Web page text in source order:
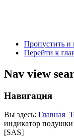
Пропустить и
Перейти к
Nav view
Навигация
Вы здесь: Главная
индикатор
[SAS]